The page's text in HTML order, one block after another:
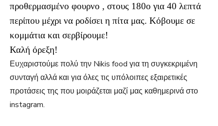
προθερμασμένο φουρνο , στους 180ο για 40 λεπτά
περίπου μέχρι να ροδίσει η πίτα μας. Κόβουμε σε
κομμάτια και σερβίρουμε!
Καλή όρεξη!
Ευχαριστούμε πολύ την Nikis food για τη συγκεκριμένη
συνταγή αλλά και για όλες τις υπόλοιπες εξαιρετικές
προτάσεις της που μοιράζεται μαζί μας καθημερινά στο
instagram.